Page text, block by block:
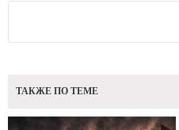
ТАКЖЕ ПО ТЕМЕ